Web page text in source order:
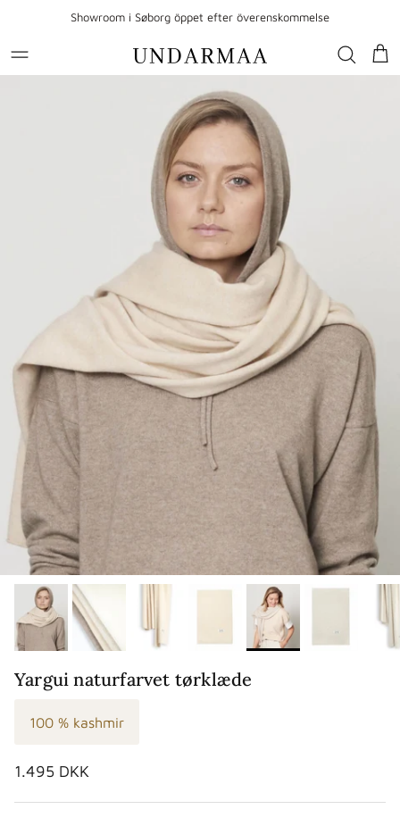
Gå till innehålletShowroom i Søborg öppet efter överenskommelse
Yargui naturfarvet tørklæde
100 % kashmir
Normalpris
1.495 DKK